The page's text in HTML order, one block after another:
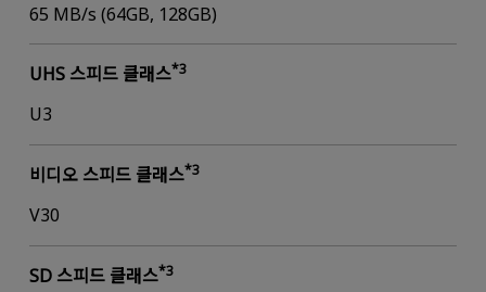
65 MB/s (64GB, 128GB)
UHS 스피드 클래스*3
U3
비디오 스피드 클래스*3
V30
SD 스피드 클래스*3